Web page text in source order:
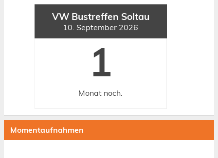
VW Bustreffen Soltau
10. September 2026
1
Monat noch.
Momentaufnahmen